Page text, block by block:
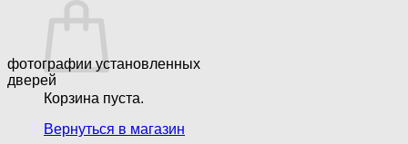
Корзина пуста.
Вернуться в магазин
фотографии установленных
дверей